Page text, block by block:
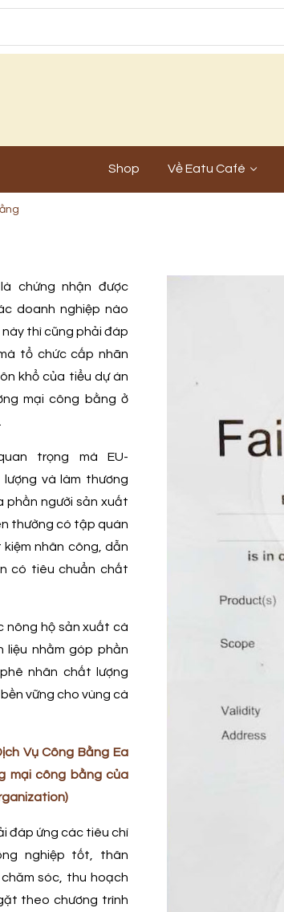
Shop Về Eatu Café
chứng nhận được
doanh nghiệp nào
thì cũng phải đáp
tổ chức cấp nhãn
khổ của tiểu dự án
mại công bằng ở
trọng mà EU-
và làm thương
phần người sản xuất
thường có tập quán
nhân công, dẫn
có tiêu chuẩn chất
nông hộ sản xuất cà
liệu nhằm góp phần
nhân chất lượng
vững cho vùng cà
Vụ Công Bằng Ea
mại công bằng của
đáp ứng các tiêu chí
nghiệp tốt, thân
sóc, thu hoạch
theo chương trình